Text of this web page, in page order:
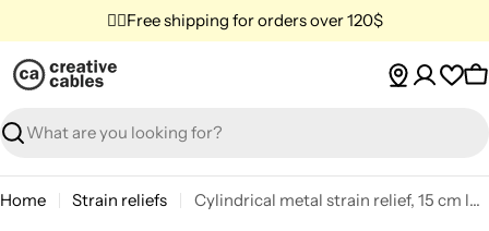
to
content
✌🏼Free shipping for orders over 120$
Search
Home Strain reliefs
Cylindrical metal strain relief, 15 cm long, complete with rod, nut, and washer - Satin bronze